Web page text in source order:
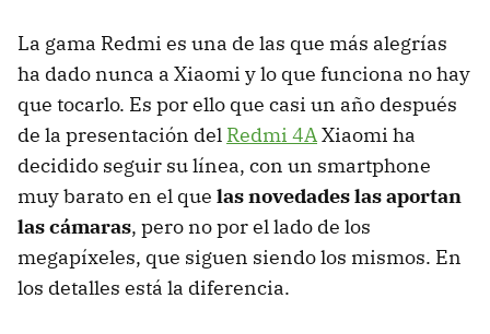
La gama Redmi es una de las que más alegrías
ha dado nunca a Xiaomi y lo que funciona no hay
que tocarlo. Es por ello que casi un año después
de la presentación del Redmi 4AXiaomi ha
decidido seguir su línea, con un smartphone
muy barato en el que las novedades las aportan
las cámaras, pero no por el lado de los
megapíxeles, que siguen siendo los mismos. En
los detalles está la diferencia.